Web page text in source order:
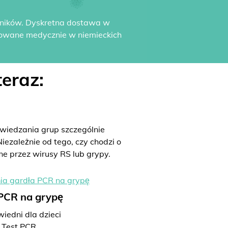
Dyskretna dostawa w
medycznie w niemieckich
grup szczególnie
od tego, czy chodzi o
przez wirusy RS lub grypy.
na grypę
dla dzieci